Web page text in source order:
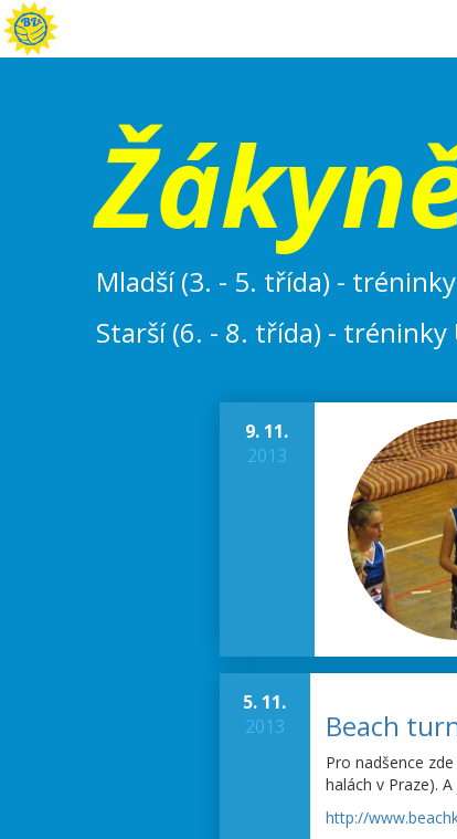
Mladší (3. - 5. třída) -
Starší (6. - 8. třída) - tréninky
9. 11.
2013
5. 11.
2013
Beach
Pro nadšence
halách v Praze).
http://